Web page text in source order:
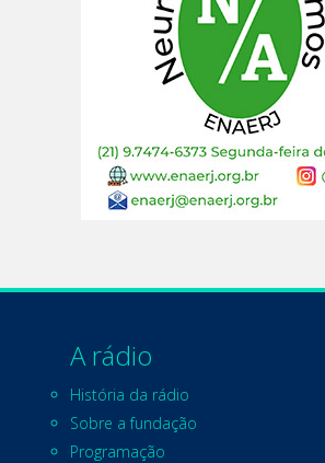
A rádio
História da rádio
Sobre a fundação
Programação